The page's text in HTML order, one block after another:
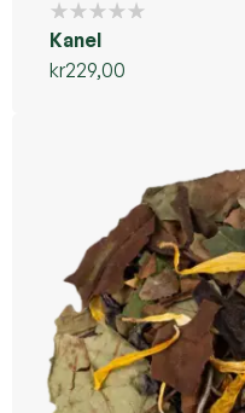
Kanel
kr229,00